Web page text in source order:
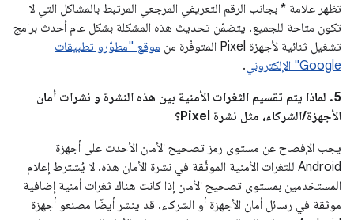
تظهر علامة * بجانب الرقم التعريفي المرجعي المرتبط بالمشاكل التي لا
تكون متاحة للجميع. يتضمّن تحديث هذه المشكلة بشكل عام أحدث برامج
تشغيل ثنائية لأجهزة Pixel المتوفّرة من
موقع "مطوّرو تطبيقات
Google" الإلكتروني
.
5. لماذا يتم تقسيم الثغرات الأمنية بين هذه النشرة و نشرات أمان
الأجهزة/الشركاء، مثل نشرة Pixel؟
يجب الإفصاح عن مستوى رمز تصحيح الأمان الأحدث على أجهزة
Android للثغرات الأمنية الموثَّقة في نشرة الأمان هذه. لا يُشترط إعلام
المستخدمين بمستوى تصحيح الأمان إذا كانت هناك ثغرات أمنية إضافية
موثقة في رسائل أمان الأجهزة أو الشركاء. قد ينشر أيضًا مصنعو أجهزة